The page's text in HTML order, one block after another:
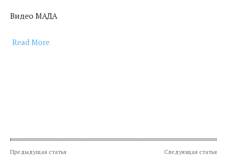
Видео МАДА
Read More
Предыдущая статья Следующая статья